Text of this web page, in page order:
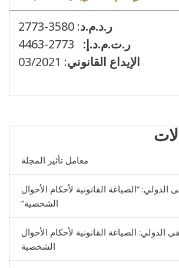
ر.د.م.د: 3580-2773
ر.ت.م.د.إ:
الإيداع القانوني: 03/2021
معامل تأثير المجلة
الدولي: “الصياغة القانونية لأحكام الأحوال
الشخصية”
الدولي: الصياغة القانونية لأحكام الأحوال
الشخصية